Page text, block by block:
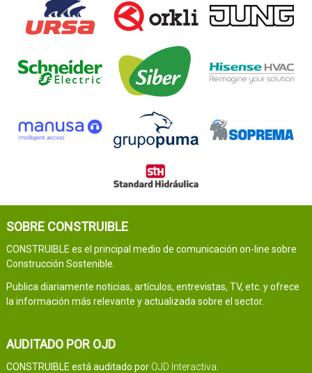
SOBRE CONSTRUIBLE
CONSTRUIBLE es el principal medio de comunicación on-line sobre
Construcción Sostenible.
Publica diariamente noticias, artículos, entrevistas, TV, etc. y ofrece
la información más relevante y actualizada sobre el sector.
AUDITADO POR OJD
CONSTRUIBLE está auditado por OJD Interactiva